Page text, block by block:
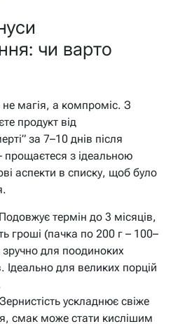
чи варто
магія, а компроміс. З
продукт від
за 7–10 днів після
прощаєтеся з ідеальною
аспекти в списку, щоб було
Подовжує термін до 3 місяців,
гроші (пачка по 200 г – 100–
для поодиноких
Ідеально для великих порцій
Зернистість ускладнює свіже
смак може стати кислішим